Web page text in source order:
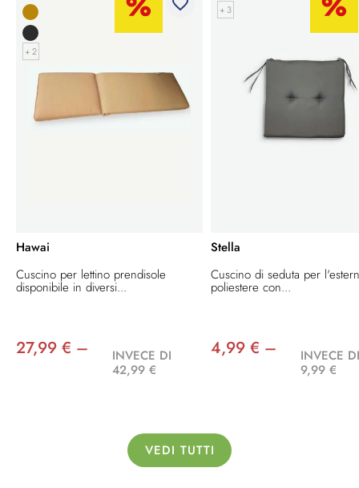
+ 2
Hawai
Cuscino per lettino prendisole
disponibile in diversi...
27,99 € –
INVECE DI
42,99 €
+ 3
Stella
Cuscino di seduta per
poliestere con...
4,99 € –
INVECE
9,99 €
VEDI TUTTI